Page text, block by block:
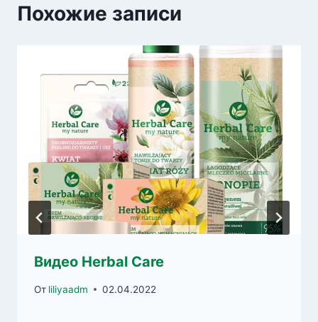
Похожие записи
Видео Herbal Care
От liliyaadm 02.04.2022